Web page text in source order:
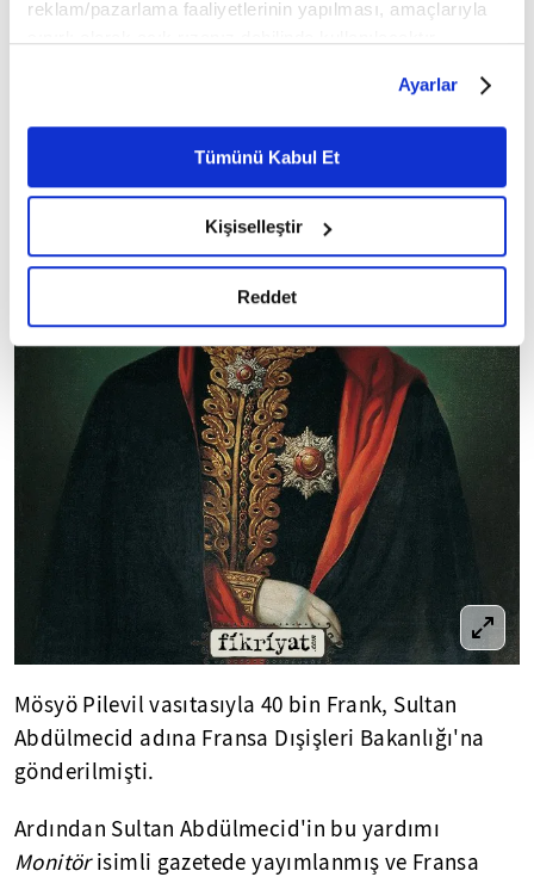
reklam/pazarlama faaliyetlerinin yapılması, amaçlarıyla
belirleyebilirsiniz. Çerezlere ilişkin detaylı bilgi için
Ayarlar butonuna tıklayabilir,Çerez Bilgilendirme
Metnimizi ziyaret edebilirsiniz.
6698 sayılı Kişisel Verilerin Korunması Kanunu uyarınca
okumak ve sitemizi ziyaretiniz kapsamında
gerçekleştirilen veri işleme faaliyetleri ile ilgili daha
detaylı bilgi almak için lütfentıklayınız.
Ayarlar
Tümünü Kabul Et
Kişiselleştir
Reddet
Mösyö Pilevil vasıtasıyla 40 bin Frank, Sultan
Abdülmecid adına Fransa Dışişleri Bakanlığı'na
gönderilmişti.
Ardından Sultan Abdülmecid'in bu yardımı
Monitörisimli gazetede yayımlanmış ve Fransa